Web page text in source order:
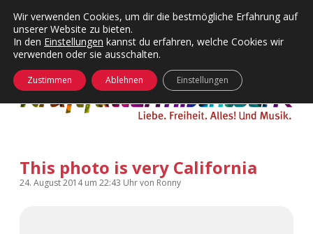
Kategorien
Menü
24 Hours Chilling
Die Wende
KFMW-Disco
KFMW-Disco
Dates
Contact
öffnen
This photo is very California
24. August 2014um 22:43 Uhrvon Ronny
Wir verwenden Cookies, um dir die bestmögliche Erfahrung auf
unserer Website zu bieten.
In den Einstellungen kannst du erfahren, welche Cookies wir
verwenden oder sie ausschalten.
Zustimmen Ablehnen Einstellungen